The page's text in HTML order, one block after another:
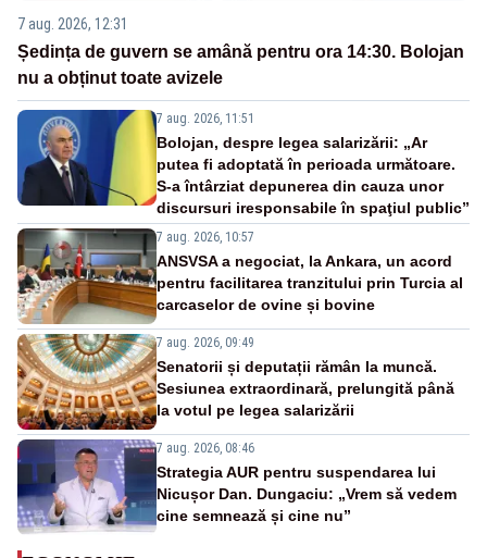
7 aug. 2026, 12:31
Ședința de guvern se amână pentru ora 14:30. Bolojan
nu a obținut toate avizele
7 aug. 2026, 11:51
Bolojan, despre legea salarizării: „Ar
putea fi adoptată în perioada următoare.
S-a întârziat depunerea din cauza unor
discursuri iresponsabile în spaţiul public”
7 aug. 2026, 10:57
ANSVSA a negociat, la Ankara, un acord
pentru facilitarea tranzitului prin Turcia al
carcaselor de ovine și bovine
7 aug. 2026, 09:49
Senatorii și deputații rămân la muncă.
Sesiunea extraordinară, prelungită până
la votul pe legea salarizării
7 aug. 2026, 08:46
Strategia AUR pentru suspendarea lui
Nicușor Dan. Dungaciu: „Vrem să vedem
cine semnează și cine nu”